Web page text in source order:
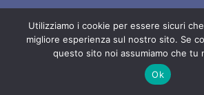
VOCE DEL NORDEST
Utilizziamo i cookie per essere sicuri
migliore esperienza sul nostro sito. Se
questo sito noi assumiamo che tu
Ok